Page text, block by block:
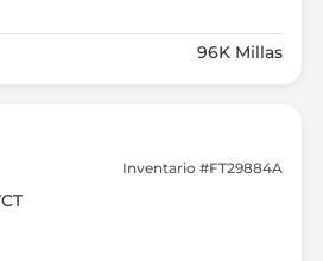
96K Millas
Inventario #FT29884A